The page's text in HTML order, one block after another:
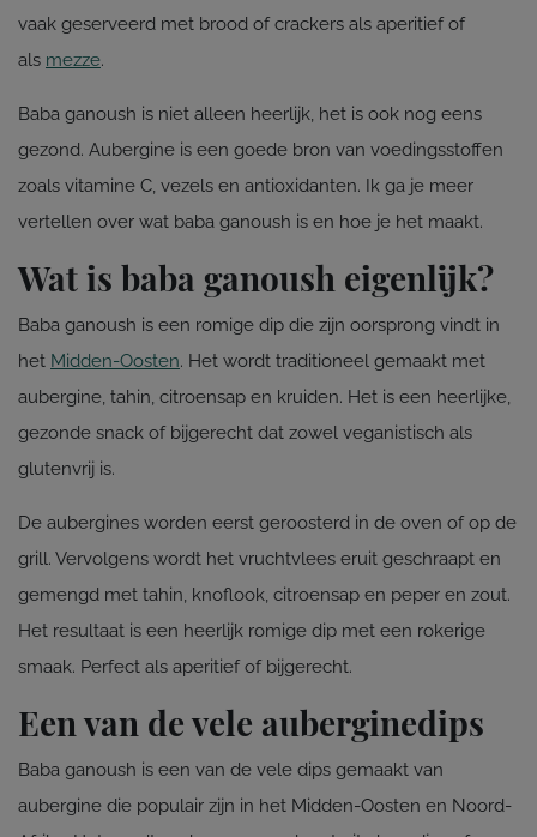
vaak geserveerd met brood of crackers als aperitief of
als mezze.
Baba ganoush is niet alleen heerlijk, het is ook nog eens
gezond. Aubergine is een goede bron van voedingsstoffen
zoals vitamine C, vezels en antioxidanten. Ik ga je meer
vertellen over wat baba ganoush is en hoe je het maakt.
Wat is baba ganoush eigenlijk?
Baba ganoush is een romige dip die zijn oorsprong vindt in
het Midden-Oosten. Het wordt traditioneel gemaakt met
aubergine, tahin, citroensap en kruiden. Het is een heerlijke,
gezonde snack of bijgerecht dat zowel veganistisch als
glutenvrij is.
De aubergines worden eerst geroosterd in de oven of op de
grill. Vervolgens wordt het vruchtvlees eruit geschraapt en
gemengd met tahin, knoflook, citroensap en peper en zout.
Het resultaat is een heerlijk romige dip met een rokerige
smaak. Perfect als aperitief of bijgerecht.
Een van de vele auberginedips
Baba ganoush is een van de vele dips gemaakt van
aubergine die populair zijn in het Midden-Oosten en Noord-